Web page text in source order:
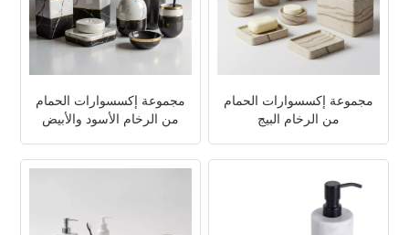
مجموعة إكسسوارات الحمام
من الرخام الأسود والأبيض
مجموعة إكسسوارات الحمام
من الرخام البيج